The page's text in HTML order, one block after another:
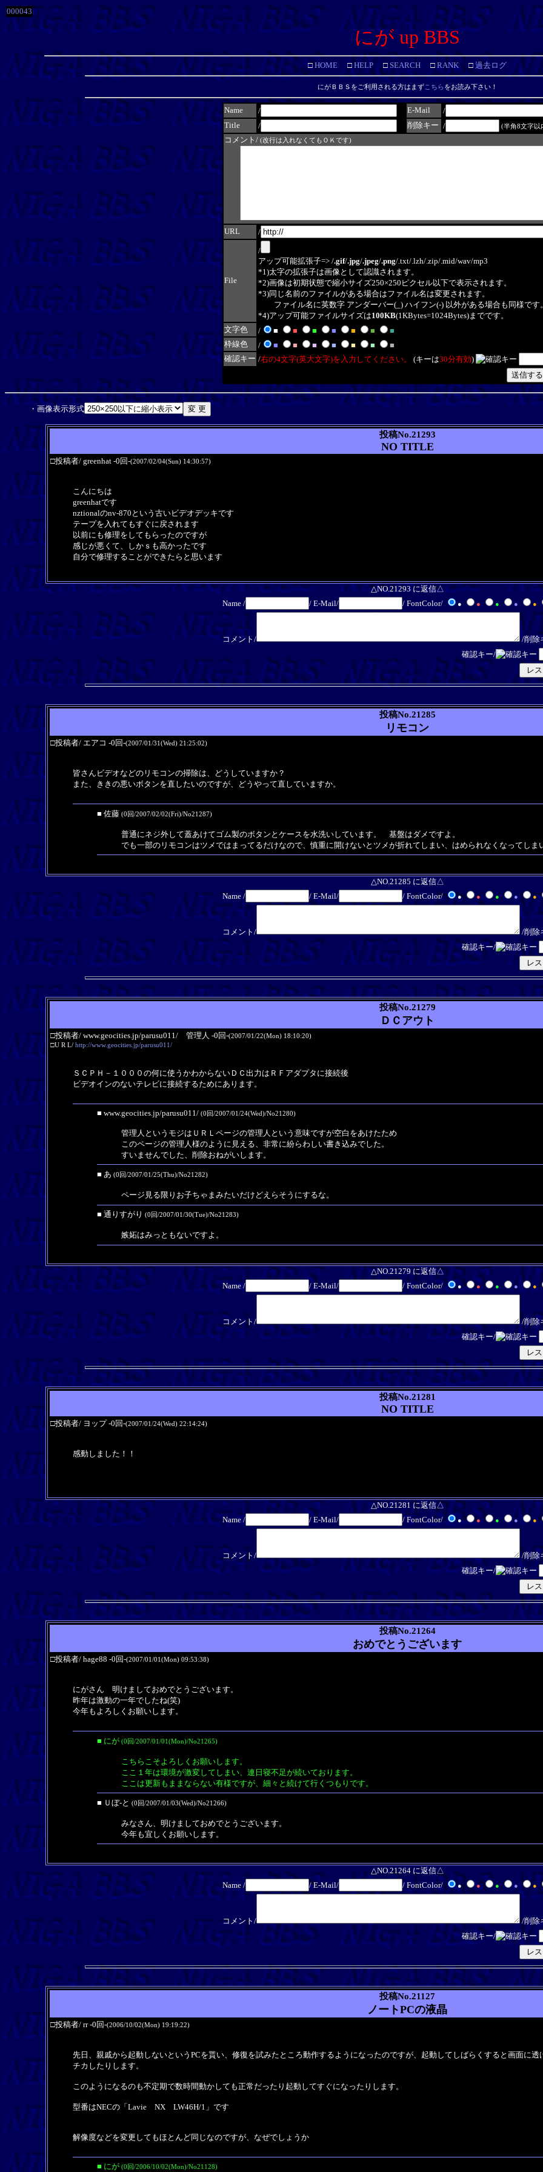
000043
にが up BBS
□HOME □HELP □SEARCH □RANK□過去ログ
にがＢＢＳをご利用される方はまずこちらをお読み下さい！
Name / E-Mail
/
Title
/ 削除キー / (半角8文字以
コメント/ (改行は入れなくてもＯＫです)
URL /
File
/
アップ可能拡張子=> /.gif/.jpg/.jpeg/.png/.txt/.lzh/.zip/.mid/wav/mp3
*1)太字の拡張子は画像として認識されます。
*2)画像は初期状態で縮小サイズ250×250ピクセル以下で表示されます。
*3)同じ名前のファイルがある場合はファイル名は変更されます。
ファイル名に英数字 アンダーバー(_) ハイフン(-) 以外がある場合も同様です
*4)アップ可能ファイルサイズは100KB(1KBytes=1024Bytes)までです。
文字色
/ ■ ■ ■ ■ ■ ■
■
枠線色
/ ■ ■ ■ ■ ■ ■
■
確認キー /右の4文字(英大文字)を入力してください。 (キーは30分有効)
・画像表示形式
投稿No.21293
NO TITLE
□投稿者/ greenhat -0回-(2007/02/04(Sun) 14:30:57)
こんにちは
greenhatです
nztionalのnv-870という古いビデオデッキです
テープを入れてもすぐに戻されます
以前にも修理をしてもらったのですが
感じが悪くて、しかｓも高かったです
自分で修理することができたらと思います
△NO.21293 に返信△
Name /
/ E-Mail/ / FontColor/ ● ● ● ● ●
コメント/
/削除
確認キー/
投稿No.21285
リモコン
□投稿者/ エアコ -0回-(2007/01/31(Wed) 21:25:02)
皆さんビデオなどのリモコンの掃除は、どうしていますか？
また、ききの悪いボタンを直したいのですが、どうやって直していますか。
■ 佐藤 (0回/2007/02/02(Fri)/No21287)
普通にネジ外して蓋あけてゴム製のボタンとケースを水洗いしています。 基盤はダメですよ。
でも一部のリモコンはツメではまってるだけなので、慎重に開けないとツメが折れてしまい、はめられなくなってしま
△NO.21285 に返信△
Name /
/ E-Mail/ / FontColor/ ● ● ● ● ●
コメント/
/削除
確認キー/
投稿No.21279
ＤＣアウト
□投稿者/ www.geocities.jp/parusu011/ 管理人 -0回-(2007/01/22(Mon) 18:10:20)
□U R L/ http://www.geocities.jp/parusu011/
ＳＣＰＨ－１０００の何に使うかわからないＤＣ出力はＲＦアダプタに接続後
ビデオインのないテレビに接続するためにあります。
■ www.geocities.jp/parusu011/ (0回/2007/01/24(Wed)/No21280)
管理人というモジはＵＲＬページの管理人という意味ですが空白をあけたため
このページの管理人様のように見える、非常に紛らわしい書き込みでした。
すいませんでした、削除おねがいします。
■ あ (0回/2007/01/25(Thu)/No21282)
ページ見る限りお子ちゃまみたいだけどえらそうにするな。
■ 通りすがり (0回/2007/01/30(Tue)/No21283)
嫉妬はみっともないですよ。
△NO.21279 に返信△
Name /
/ E-Mail/ / FontColor/ ● ● ● ● ●
コメント/
/削除
確認キー/
投稿No.21281
NO TITLE
□投稿者/ ヨップ -0回-(2007/01/24(Wed) 22:14:24)
感動しました！！
△NO.21281 に返信△
Name /
/ E-Mail/ / FontColor/ ● ● ● ● ●
コメント/
/削除
確認キー/
投稿No.21264
おめでとうございます
□投稿者/ hage88 -0回-(2007/01/01(Mon) 09:53:38)
にがさん 明けましておめでとうございます。
昨年は激動の一年でしたね(笑)
今年もよろしくお願いします。
■ にが (0回/2007/01/01(Mon)/No21265)
こちらこそよろしくお願いします。
ここ１年は環境が激変してしまい、連日寝不足が続いております。
ここは更新もままならない有様ですが、細々と続けて行くつもりです。
■ Ｕぼ-と (0回/2007/01/03(Wed)/No21266)
みなさん、明けましておめでとうございます。
今年も宜しくお願いします。
△NO.21264 に返信△
Name /
/ E-Mail/ / FontColor/ ● ● ● ● ●
コメント/
/削除
確認キー/
投稿No.21127
ノートPCの液晶
□投稿者/ rr -0回-(2006/10/02(Mon) 19:19:22)
先日、親戚から起動しないというPCを貰い、修復を試みたところ動作するようになったのですが、起動してしばらくすると画面に
チカしたりします。
このようになるのも不定期で数時間動かしても正常だったり起動してすぐになったりします。
型番はNECの「Lavie NX LW46H/1」です
解像度などを変更してもほとんど同じなのですが、なぜでしょうか
■ にが (0回/2006/10/02(Mon)/No21128)